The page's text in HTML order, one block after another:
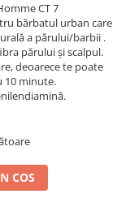
CT 7
bărbatul urban care
a părului/barbii .
părului și scalpul.
deoarece te poate
10 minute.
COS